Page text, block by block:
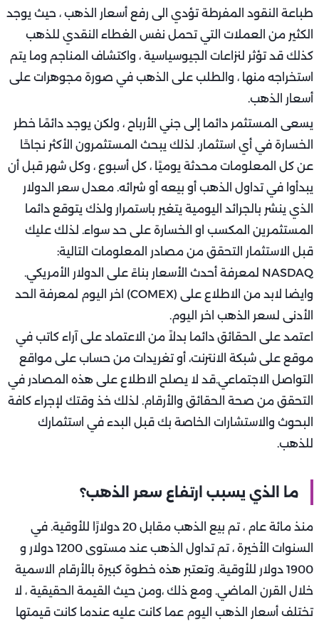
طباعة النقود المفرطة تؤدي الى رفع أسعار الذهب ، حيث يوجد
الكثير من العملات التي تحمل نفس الغطاء النقدي للذهب
كذلك قد تؤثر لنزاعات الجيوسياسية ، واكتشاف المناجم وما يتم
استخراجه منها ، والطلب على الذهب في صورة مجوهرات على
أسعار الذهب.
يسعى المستثمر دائما إلى جني الأرباح ، ولكن يوجد دائمًا خطر
الخسارة في أي استثمار. لذلك يبحث المستثمرون الأكثر نجاحًا
عن كل المعلومات محدثة يوميًا ، كل أسبوع ، وكل شهر قبل أن
يبدأوا في تداول الذهب أو بيعه أو شرائه. معدل سعر الدولار
الذي ينشر بالجرائد اليومية يتغير باستمرار ولذك يتوقع دائما
المستثمرين المكسب او الخسارة على حد سواء. لذلك عليك
قبل الاستثمار التحقق من مصادر المعلومات التالية:
NASDAQ لمعرفة أحدث الأسعار بناءً على الدولار الأمريكي.
وايضا لابد من الاطلاع على (COMEX) اخر اليوم لمعرفة الحد
الأدنى لسعر الذهب اخر اليوم.
اعتمد على الحقائق دائما بدلاً من الاعتماد على آراء كاتب في
موقع على شبكة الانترنت، أو تغريدات من حساب على مواقع
التواصل الاجتماعي.قد لا يصلح الاطلاع على هذه المصادر في
التحقق من صحة الحقائق والأرقام. لذلك خذ وقتك لإجراء كافة
البحوث والاستشارات الخاصة بك قبل البدء في استثمارك
للذهب.
ما الذي يسبب ارتفاع سعر الذهب؟
منذ مائة عام ، تم بيع الذهب مقابل 20 دولارًا للأوقية. في
السنوات الأخيرة ، تم تداول الذهب عند مستوى 1200 دولار و
1900 دولار للأوقية. وتعتبر هذه خطوة كبيرة بالأرقام الاسمية
خلال القرن الماضي. ومع ذلك ،ومن حيث القيمة الحقيقية ، لا
تختلف أسعار الذهب اليوم عما كانت عليه عندما كانت قيمتها